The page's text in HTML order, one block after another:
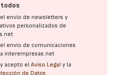
envío de newsletters y
personalizados de
envío de comunicaciones
interempresas.net
acepto elAviso Legal y la
de Datos